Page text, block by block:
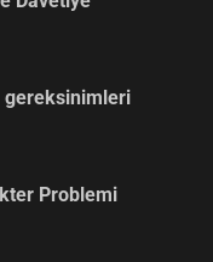
gereksinimleri
Problemi